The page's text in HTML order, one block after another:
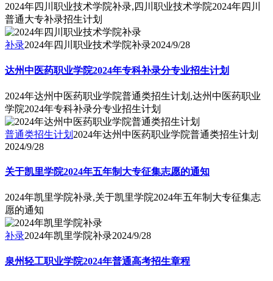
2024年四川职业技术学院补录,四川职业技术学院2024年四川
普通大专补录招生计划
补录2024年四川职业技术学院补录2024/9/28
达州中医药职业学院2024年专科补录分专业招生计划
2024年达州中医药职业学院普通类招生计划,达州中医药职业
学院2024年专科补录分专业招生计划
普通类招生计划 2024年达州中医药职业学院普通类招生计划
2024/9/28
关于凯里学院2024年五年制大专征集志愿的通知
2024年凯里学院补录,关于凯里学院2024年五年制大专征集志
愿的通知
补录2024年凯里学院补录2024/9/28
泉州轻工职业学院2024年普通高考招生章程